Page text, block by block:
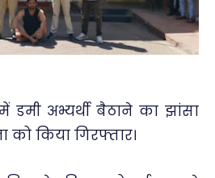
डमी अभ्यर्थी बैठाने का झांसा
किया गिरफ्तार।